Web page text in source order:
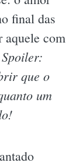
final das
aquele com
Spoiler:
que o
um